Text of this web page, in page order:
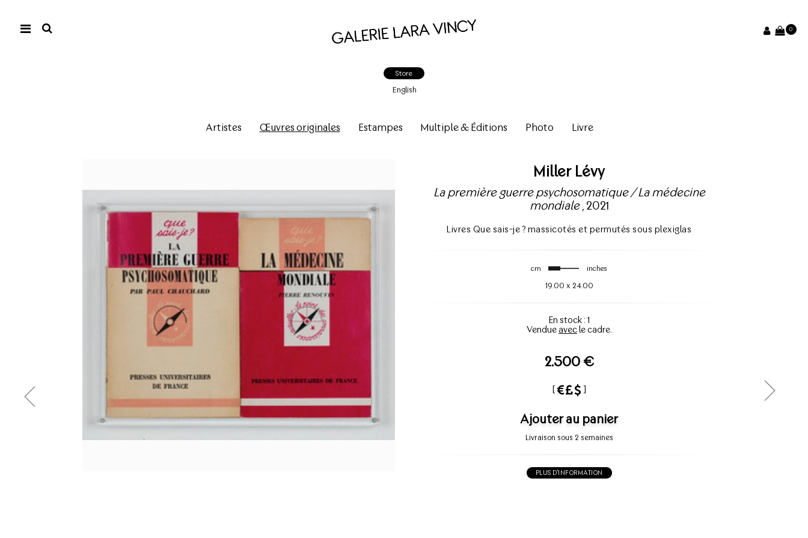
0
Store
English
Artistes Œuvres originales Estampes Multiple & Éditions Photo Livre
Miller Lévy
La première guerre psychosomatique / La médecine
mondiale, 2021
Livres Que sais-je ? massicotés et permutés sous plexiglas
cm inches
19.00 x 24.00
En stock : 1
Vendueavecle cadre.
2.500 €
[ ]
Ajouter au panier
Livraison sous 2 semaines
PLUS D'INFORMATION